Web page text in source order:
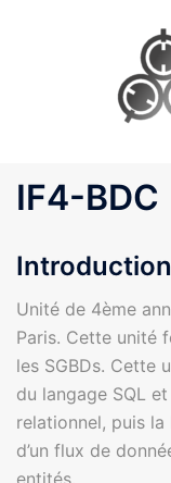
IF4-BDC
Introduction
Unité de 4ème
Paris. Cette unité
les SGBDs. Cette
du langage SQL
relationnel, puis
d’un flux de
entités.